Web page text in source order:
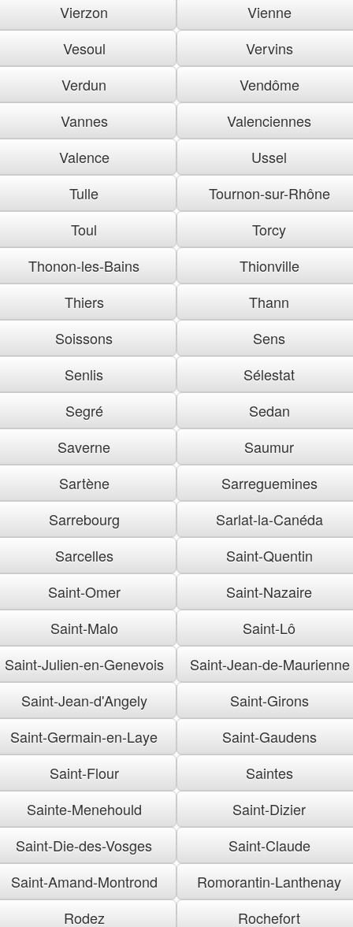
Vierzon
Vienne
Vesoul
Vervins
Verdun
Vendôme
Vannes
Valenciennes
Valence
Ussel
Tulle
Tournon-sur-Rhône
Toul
Torcy
Thonon-les-Bains
Thionville
Thiers
Thann
Soissons
Sens
Senlis
Sélestat
Segré
Sedan
Saverne
Saumur
Sartène
Sarreguemines
Sarrebourg
Sarlat-la-Canéda
Sarcelles
Saint-Quentin
Saint-Omer
Saint-Nazaire
Saint-Malo
Saint-Lô
Saint-Julien-en-Genevois
Saint-Jean-de-Maurienne
Saint-Jean-d'Angely
Saint-Girons
Saint-Germain-en-Laye
Saint-Gaudens
Saint-Flour
Saintes
Sainte-Menehould
Saint-Dizier
Saint-Die-des-Vosges
Saint-Claude
Saint-Amand-Montrond
Romorantin-Lanthenay
Rodez
Rochefort